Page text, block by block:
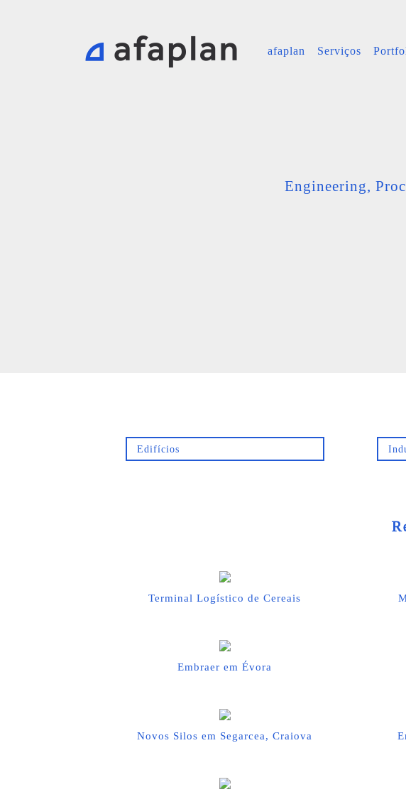
afaplan Serviços
Engineering,
Terminal Logístico de Cereais
Embraer em Évora
Novos Silos em Segarcea, Craiova